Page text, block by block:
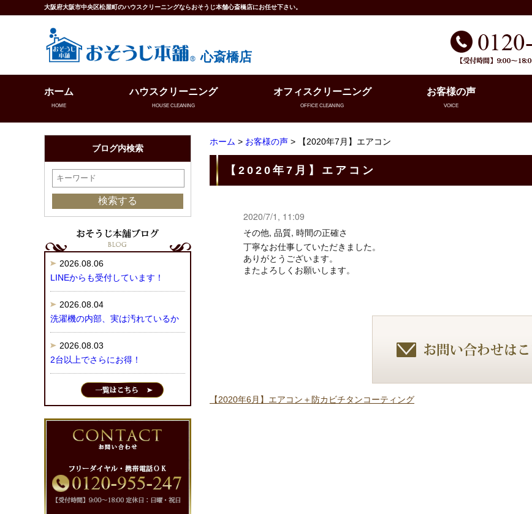
大阪府大阪市中央区松屋町のハウスクリーニングならおそうじ本舗心斎橋店にお任せ下さい。
心斎橋店
ホーム
HOME
ハウスクリーニング
HOUSE CLEANING
オフィスクリーニング
OFFICE CLEANING
お客様の声
VOICE
ホーム > お客様の声 > 【2020年7月】エアコン
【2020年7月】エアコン
2020/7/1, 11:09
その他, 品質, 時間の正確さ
丁寧なお仕事していただきました。
ありがとうございます。
またよろしくお願いします。
【2020年6月】エアコン＋防カビチタンコーティング
ブログ内検索
2026.08.06
LINEからも受付しています！
2026.08.04
洗濯機の内部、実は汚れているか
2026.08.03
2台以上でさらにお得！